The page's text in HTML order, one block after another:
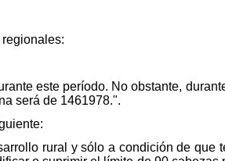
este período. No obstante,
será de 1461978.".
rural y sólo a condición de que